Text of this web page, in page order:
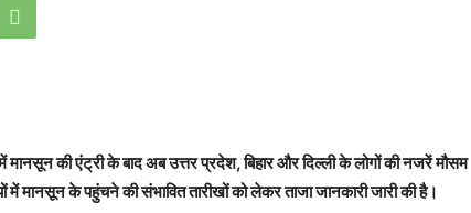
की एंट्री के बाद अब उत्तर प्रदेश, बिहार और दिल्ली के लोगों की नजरें मौसम
मानसून के पहुंचने की संभावित तारीखों को लेकर ताजा जानकारी जारी की है।